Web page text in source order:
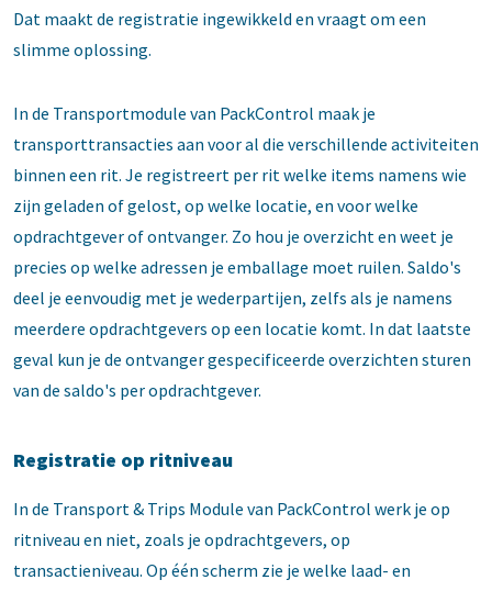
Dat maakt de registratie ingewikkeld en vraagt om een
slimme oplossing.
In de Transportmodule van PackControl maak je
transporttransacties aan voor al die verschillende activiteiten
binnen een rit. Je registreert per rit welke items namens wie
zijn geladen of gelost, op welke locatie, en voor welke
opdrachtgever of ontvanger. Zo hou je overzicht en weet je
precies op welke adressen je emballage moet ruilen. Saldo's
deel je eenvoudig met je wederpartijen, zelfs als je namens
meerdere opdrachtgevers op een locatie komt. In dat laatste
geval kun je de ontvanger gespecificeerde overzichten sturen
van de saldo's per opdrachtgever.
Registratie op ritniveau
In de Transport & Trips Module van PackControl werk je op
ritniveau en niet, zoals je opdrachtgevers, op
transactieniveau. Op één scherm zie je welke laad- en